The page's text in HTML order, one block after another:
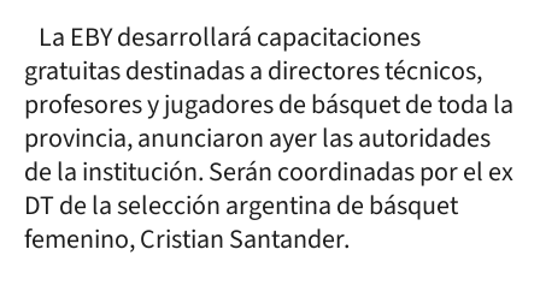
La EBY desarrollará capacitaciones
gratuitas destinadas a directores técnicos,
profesores y jugadores de básquet de toda la
provincia, anunciaron ayer las autoridades
de la institución. Serán coordinadas por el ex
DT de la selección argentina de básquet
femenino, Cristian Santander.